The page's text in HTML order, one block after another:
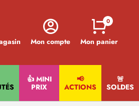
Mon compte Mon panier
0
👍 MINI
PRIX
📢
ACTIONS
🚨​
SOLDES